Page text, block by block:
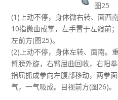
图25
(1)上动不停，身体微右转、面西
10指微曲成掌，左手置于左髋前
左前方(图25)。
(2)上动不停，身体左转、面南。
臂膀外旋，右臂屈曲回收，右阳
指屈抓成拳向左腹部移动，两拳
气，一气吸成。目视前方(图26)。